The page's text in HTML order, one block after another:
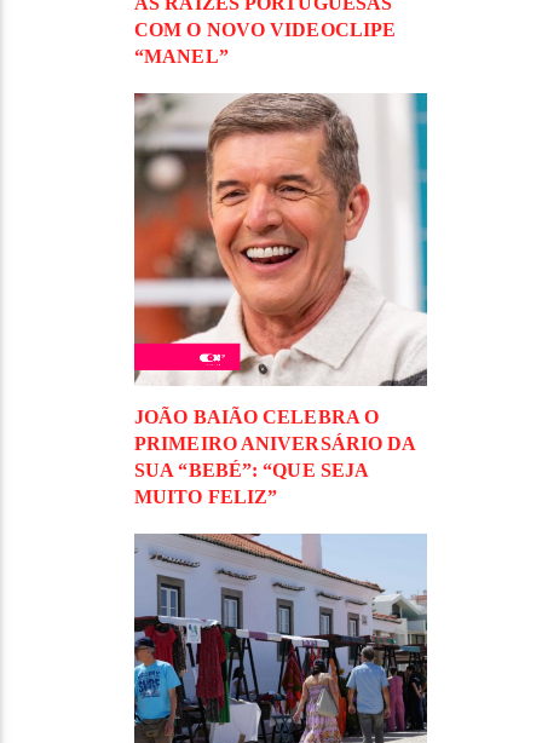
COM O NOVO VIDEOCLIPE
“MANEL”
JOÃO BAIÃO CELEBRA O
PRIMEIRO ANIVERSÁRIO DA
SUA “BEBÉ”: “QUE SEJA
MUITO FELIZ”